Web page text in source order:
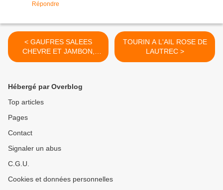
Répondre
< GAUFRES SALEES
CHEVRE ET JAMBON,
MIAM C'EST BON!
TOURIN A L'AIL ROSE DE
LAUTREC >
Hébergé par Overblog
Top articles
Pages
Contact
Signaler un abus
C.G.U.
Cookies et données personnelles